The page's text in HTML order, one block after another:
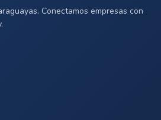
Conectamos empresas con